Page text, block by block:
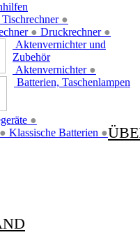
Tischrechner ●
● Druckrechner ●
Aktenvernichter und
Zubehör
Aktenvernichter ●
Batterien, Taschenlampen
●
● Klassische Batterien ●